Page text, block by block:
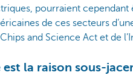
pourraient cependant
de ces secteurs
and Science Act et de
la raison sous-